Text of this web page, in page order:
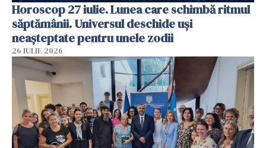
Horoscop 27 iulie. Lunea care schimbă ritmul
săptămânii. Universul deschide uși
neașteptate pentru unele zodii
26 IULIE 2026